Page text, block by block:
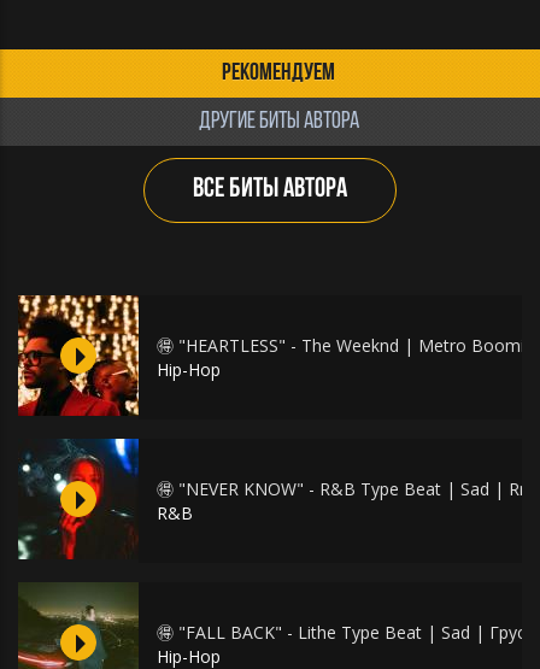
РЕКОМЕНДУЕМ
ДРУГИЕ БИТЫ АВТОРА
ВСЕ БИТЫ АВТОРА
🉐 "HEARTLESS" - The Weeknd | Metro
Hip-Hop
🉐 "NEVER KNOW" - R&B Type Beat | Sad |
R&B
🉐 "FALL BACK" - Lithe Type Beat | Sad |
Hip-Hop